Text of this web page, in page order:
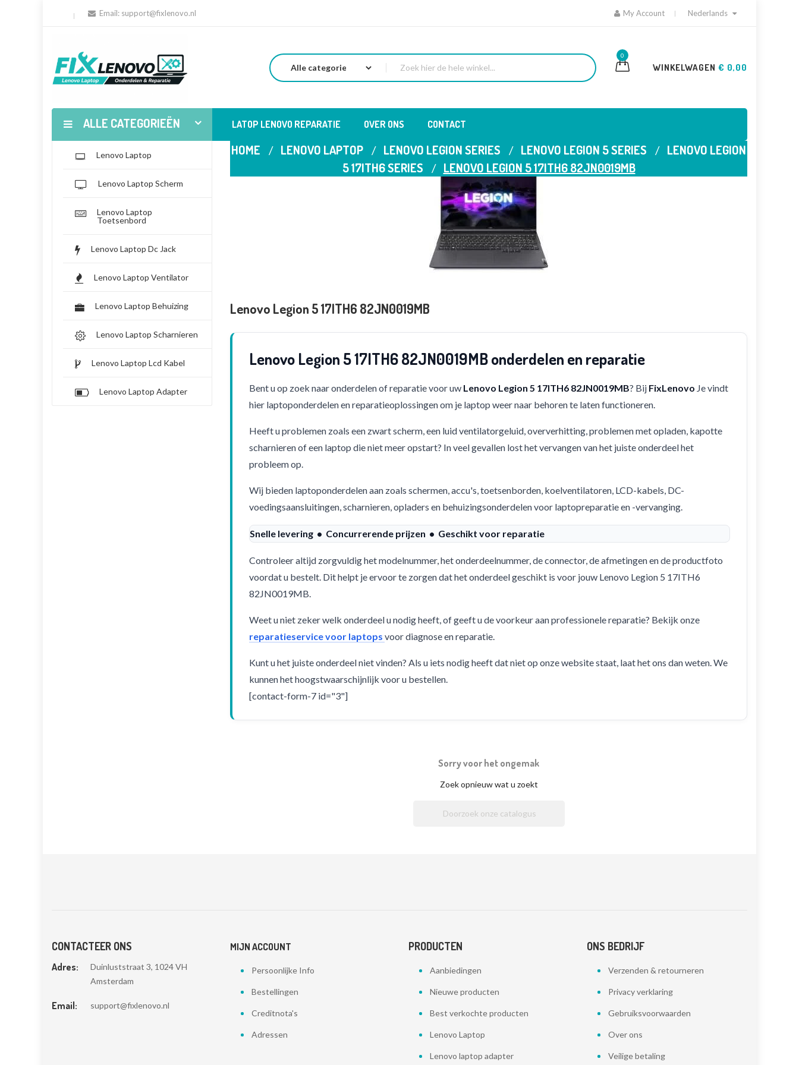
Email: support@fixlenovo.nl My Account Nederlands
0
WINKELWAGEN € 0,00
ALLE CATEGORIEËN LATOP LENOVO REPARATIE OVER ONS CONTACT
Lenovo Laptop
Lenovo Laptop Scherm
Lenovo Laptop
Toetsenbord
Lenovo Laptop Dc Jack
Lenovo Laptop Ventilator
Lenovo Laptop Behuizing
Lenovo Laptop Scharnieren
Lenovo Laptop Lcd Kabel
Lenovo Laptop Adapter
HOME LENOVO LAPTOP LENOVO LEGION SERIES LENOVO LEGION 5 SERIES
LENOVO LEGION
5 17ITH6 SERIES
LENOVO LEGION 5 17ITH6 82JN0019MB
Lenovo Legion 5 17ITH6 82JN0019MB
Lenovo Legion 5 17ITH6 82JN0019MB onderdelen en reparatie
Bent u op zoek naar onderdelen of reparatie voor uw Lenovo Legion 5 17ITH6 82JN0019MB? Bij FixLenovo Je vindt
hier laptoponderdelen en reparatieoplossingen om je laptop weer naar behoren te laten functioneren.
Heeft u problemen zoals een zwart scherm, een luid ventilatorgeluid, oververhitting, problemen met opladen, kapotte
scharnieren of een laptop die niet meer opstart? In veel gevallen lost het vervangen van het juiste onderdeel het
probleem op.
Wij bieden laptoponderdelen aan zoals schermen, accu's, toetsenborden, koelventilatoren, LCD-kabels, DC-
voedingsaansluitingen, scharnieren, opladers en behuizingsonderdelen voor laptopreparatie en -vervanging.
Snelle levering • Concurrerende prijzen • Geschikt voor reparatie
Controleer altijd zorgvuldig het modelnummer, het onderdeelnummer, de connector, de afmetingen en de productfoto
voordat u bestelt. Dit helpt je ervoor te zorgen dat het onderdeel geschikt is voor jouw Lenovo Legion 5 17ITH6
82JN0019MB.
Weet u niet zeker welk onderdeel u nodig heeft, of geeft u de voorkeur aan professionele reparatie? Bekijk onze
reparatieservice voor laptops voor diagnose en reparatie.
Kunt u het juiste onderdeel niet vinden? Als u iets nodig heeft dat niet op onze website staat, laat het ons dan weten. We
kunnen het hoogstwaarschijnlijk voor u bestellen.
[contact-form-7 id="3"]
Sorry voor het ongemak
Zoek opnieuw wat u zoekt
CONTACTEER ONS
Adres:
Duinluststraat 3, 1024 VH
Amsterdam
Email: support@fixlenovo.nl
MIJN ACCOUNT
Persoonlijke Info
Bestellingen
Creditnota's
Adressen
PRODUCTEN
Aanbiedingen
Nieuwe producten
Best verkochte producten
Lenovo Laptop
Lenovo laptop adapter
ONS BEDRIJF
Verzenden & retourneren
Privacy verklaring
Gebruiksvoorwaarden
Over ons
Veilige betaling